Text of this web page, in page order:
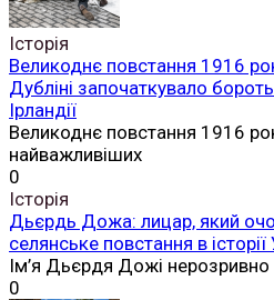
Історія
Великоднє повстання 1916
Дубліні започаткувало
Ірландії
Великоднє повстання 1916
найважливіших
0
Історія
Дьєрдь Дожа: лицар, який
селянське повстання в
Ім’я Дьєрдя Дожі нерозривно
0